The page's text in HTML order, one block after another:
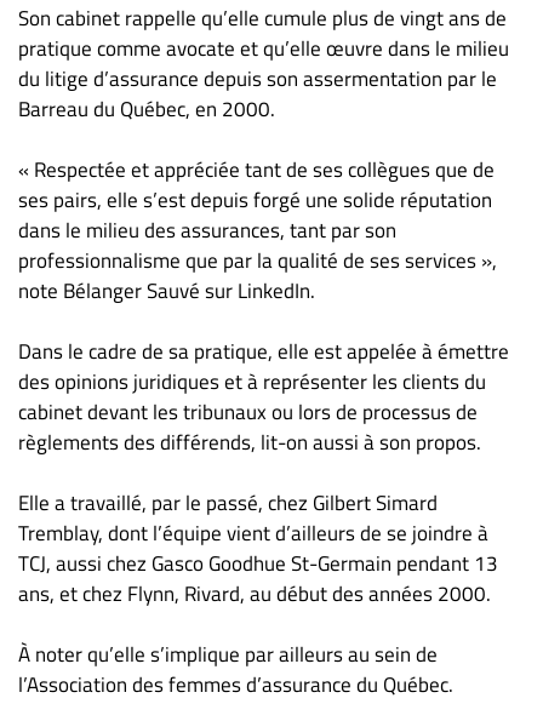
Publier
un
emploi
Publicité
recrutements
TROUVEZ-
NOUS
joindre
À
propos
Infolettre
S’abonner
FAQ
Politique de
confidentialité
Son cabinet rappelle qu’elle cumule plus de vingt ans de
pratique comme avocate et qu’elle œuvre dans le milieu
du litige d’assurance depuis son assermentation par le
Barreau du Québec, en 2000.
« Respectée et appréciée tant de ses collègues que de
ses pairs, elle s’est depuis forgé une solide réputation
dans le milieu des assurances, tant par son
professionnalisme que par la qualité de ses services »,
note Bélanger Sauvé sur LinkedIn.
Dans le cadre de sa pratique, elle est appelée à émettre
des opinions juridiques et à représenter les clients du
cabinet devant les tribunaux ou lors de processus de
règlements des différends, lit-on aussi à son propos.
Elle a travaillé, par le passé, chez Gilbert Simard
Tremblay, dont l’équipe vient d’ailleurs de se joindre à
TCJ, aussi chez Gasco Goodhue St-Germain pendant 13
ans, et chez Flynn, Rivard, au début des années 2000.
À noter qu’elle s’implique par ailleurs au sein de
l’Association des femmes d’assurance du Québec.